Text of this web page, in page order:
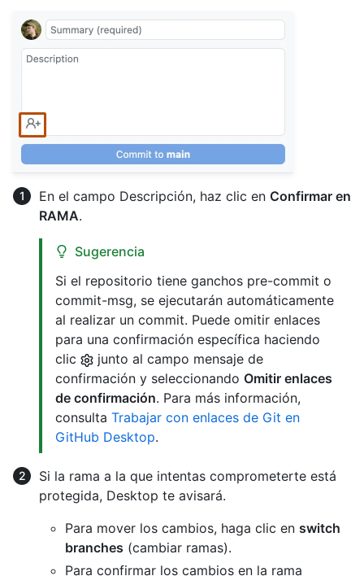
En el campo Descripción, haz clic en Confirmar en
RAMA.
Sugerencia
Si el repositorio tiene ganchos pre-commit o
commit-msg, se ejecutarán automáticamente
al realizar un commit. Puede omitir enlaces
para una confirmación específica haciendo
clic
junto al campo mensaje de
confirmación y seleccionando Omitir enlaces
de confirmación. Para más información,
consulta Trabajar con enlaces de Git en
GitHub Desktop.
Si la rama a la que intentas comprometerte está
protegida, Desktop te avisará.
Para mover los cambios, haga clic en switch
branches (cambiar ramas).
Para confirmar los cambios en la rama